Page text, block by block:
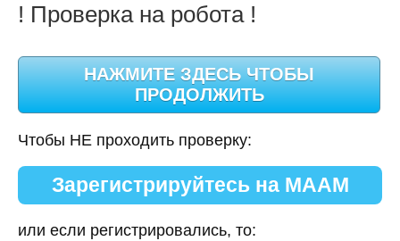
! Проверка на робота !
Чтобы НЕ проходить проверку:
Зарегистрируйтесь на МААМ
или если регистрировались, то: